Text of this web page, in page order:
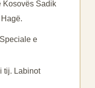
Kosovës Sadik
e
tij. Labinot